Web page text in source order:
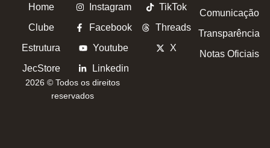
Home
Clube
Estrutura
JecStore
Instagram
Facebook
Youtube
Linkedin
TikTok
Threads
X
Comunicação
Transparência
Notas Oficiais
2026 © Todos os direitos
reservados